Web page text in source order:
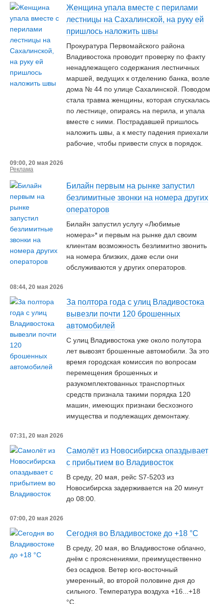
Женщина упала вместе с перилами
лестницы на Сахалинской, на руку ей
пришлось наложить швы
Прокуратура Первомайского района
Владивостока проводит проверку по факту
ненадлежащего содержания лестничных
маршей, ведущих к отделению банка, возле
дома № 44 по улице Сахалинской. Поводом
стала травма женщины, которая спускалась
по лестнице, опираясь на перила, и упала
вместе с ними. Пострадавшей пришлось
наложить швы, а к месту падения приехали
рабочие, чтобы привести спуск в порядок.
09:00, 20 мая 2026
Реклама
Билайн первым на рынке запустил
безлимитные звонки на номера других
операторов
Билайн запустил услугу «Любимые
номера»* и первым на рынке дал своим
клиентам возможность безлимитно звонить
на номера близких, даже если они
обслуживаются у других операторов.
08:44, 20 мая 2026
За полтора года с улиц Владивостока
вывезли почти 120 брошенных
автомобилей
С улиц Владивостока уже около полутора
лет вывозят брошенные автомобили. За это
время городская комиссия по вопросам
перемещения брошенных и
разукомплектованных транспортных
средств признала такими порядка 120
машин, имеющих признаки бесхозного
имущества и подлежащих демонтажу.
07:31, 20 мая 2026
Самолёт из Новосибирска опаздывает
с прибытием во Владивосток
В среду, 20 мая, рейс S7-5203 из
Новосибирска задерживается на 20 минут
до 08:00.
07:00, 20 мая 2026
Сегодня во Владивостоке до +18 °С
В среду, 20 мая, во Владивостоке облачно,
днём с прояснениями, преимущественно
без осадков. Ветер юго-восточный
умеренный, во второй половине дня до
сильного. Температура воздуха +16...+18
°С.